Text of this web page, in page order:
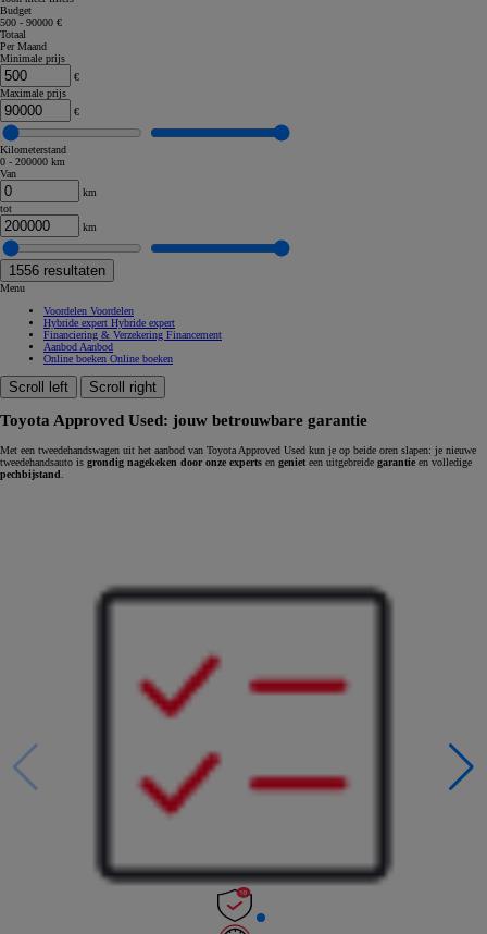
Budget
500 - 90000 €
Totaal
Per Maand
Minimale prijs
€
Maximale prijs
€
Kilometerstand
0 - 200000 km
Van
km
tot
km
1556 resultaten
Menu
Voordelen Voordelen
Hybride expert Hybride expert
Financiering & Verzekering Financement
Aanbod Aanbod
Online boeken Online boeken
Scroll left Scroll right
Toyota Approved Used: jouw betrouwbare garantie
Met een tweedehandswagen uit het aanbod van Toyota Approved Used kun je op beide oren slapen: je nieuwe
tweedehandsauto is grondig nagekeken door onze experts en geniet een uitgebreide garantie en volledige
pechbijstand